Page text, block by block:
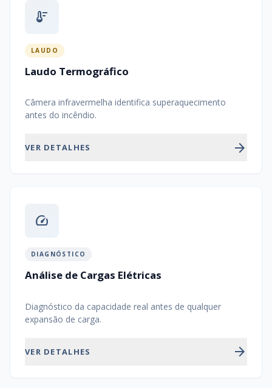
thermostat
LAUDO
Laudo Termográfico
Câmera infravermelha identifica superaquecimento
antes do incêndio.
VER DETALHES arrow_forward
speed
DIAGNÓSTICO
Análise de Cargas Elétricas
Diagnóstico da capacidade real antes de qualquer
expansão de carga.
VER DETALHES arrow_forward